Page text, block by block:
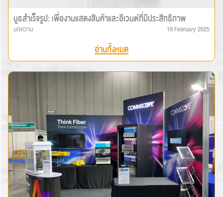
บูธสำเร็จรูป: เพื่องานแสดงสินค้าและอีเวนต์ที่มีประสิทธิภาพ
บทความ 19 February 2025
อ่านทั้งหมด